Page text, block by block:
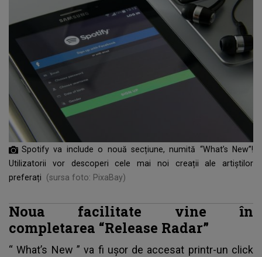
Spotify va include o nouă secțiune, numită “What’s New”!
Utilizatorii vor descoperi cele mai noi creații ale artiștilor
preferați
(sursa foto: PixaBay)
Noua facilitate vine în
completarea “Release Radar”
“What’s New ” va fi ușor de accesat printr-un click